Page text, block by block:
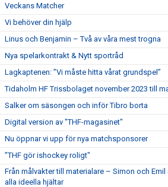
Veckans Matcher
Vi behöver din hjälp
Linus och Benjamin – Två av våra mest trogna
Nya spelarkontrakt & Nytt sportråd
Lagkaptenen: ”Vi måste hitta vårat grundspel”
Tidaholm HF Trissbolaget november 2023 till
Salker om säsongen och inför Tibro borta
Digital version av "THF-magasinet"
Nu öppnar vi upp för nya matchsponsorer
”THF gör ishockey roligt"
Från målvakter till materialare – Simon och Emil
alla ideella hjältar